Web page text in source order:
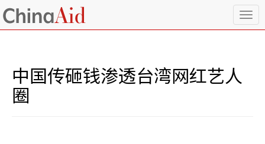
T
o
中国传砸钱渗透台湾网红艺人
圈